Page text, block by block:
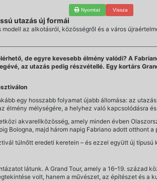
Nyomtat Vissza
utazás új formái
az alkotásról, közösségről és a város
de egyre kevesebb élmény valódi? A
az utazás pedig részvétellé. Egy kortárs
egy hosszabb folyamat újabb állomása: az
élmény mélységére, a helyhez való kapcsolódásra
akvarellközösség, amely minden évben
Bologna, majd három napig Fabriano adott otthont a
túlnőtt eredeti keretein – és ezzel együtt új
látunk. A Grand Tour, amely a 16–19. század
volt, hanem a művészet, az építészet és a